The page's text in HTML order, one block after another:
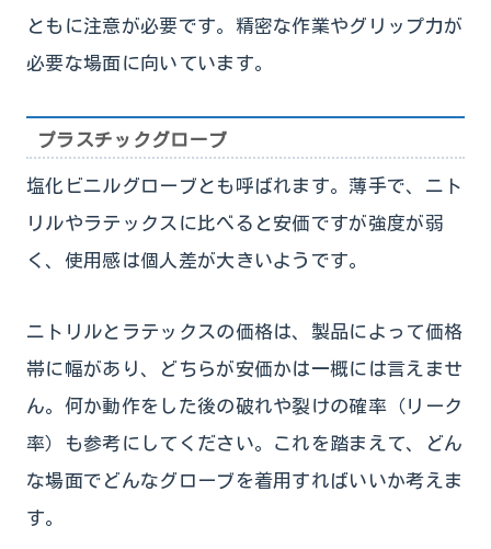
ともに注意が必要です。精密な作業やグリップ力が
必要な場面に向いています。
プラスチックグローブ
塩化ビニルグローブとも呼ばれます。薄手で、ニト
リルやラテックスに比べると安価ですが強度が弱
く、使用感は個人差が大きいようです。
ニトリルとラテックスの価格は、製品によって価格
帯に幅があり、どちらが安価かは一概には言えませ
ん。何か動作をした後の破れや裂けの確率（リーク
率）も参考にしてください。これを踏まえて、どん
な場面でどんなグローブを着用すればいいか考えま
す。